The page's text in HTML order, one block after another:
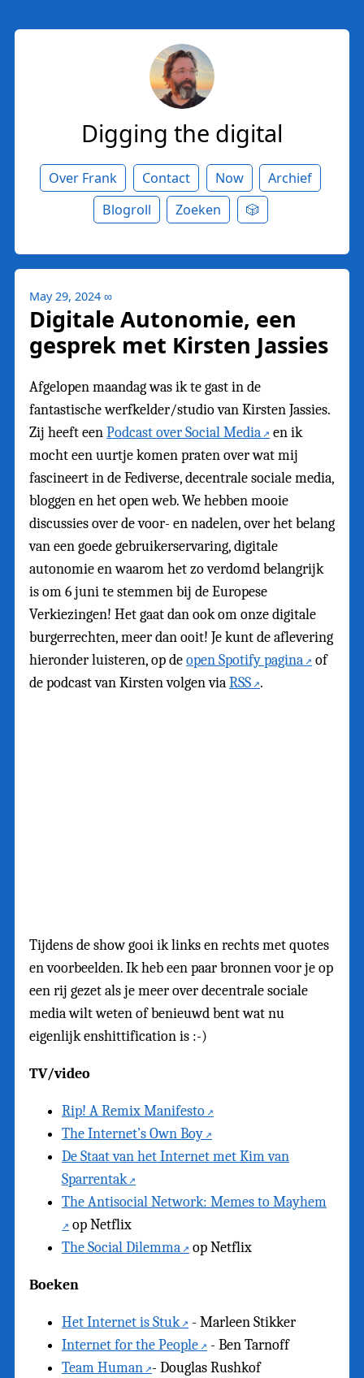
Digging the digital
Over Frank Contact Now
Archief
Blogroll
Zoeken 🎲
May 29, 2024 ∞
Digitale Autonomie, een
gesprek met Kirsten Jassies
Afgelopen maandag was ik te gast in de
fantastische werfkelder/studio van Kirsten Jassies.
Zij heeft eenPodcast over Social Media
en ik
mocht een uurtje komen praten over wat mij
fascineert in de Fediverse, decentrale sociale media,
bloggen en het open web. We hebben mooie
discussies over de voor- en nadelen, over het belang
van een goede gebruikerservaring, digitale
autonomie en waarom het zo verdomd belangrijk
is om 6 juni te stemmen bij de Europese
Verkiezingen! Het gaat dan ook om onze digitale
burgerrechten, meer dan ooit! Je kunt de aflevering
hieronder luisteren, op deopen Spotify pagina
of
de podcast van Kirsten volgen viaRSS .
Tijdens de show gooi ik links en rechts met quotes
en voorbeelden. Ik heb een paar bronnen voor je op
een rij gezet als je meer over decentrale sociale
media wilt weten of benieuwd bent wat nu
eigenlijk enshittification is :-)
TV/video
Rip! A Remix Manifesto
The Internet’s Own Boy
De Staat van het Internet met Kim van
Sparrentak
The Antisocial Network: Memes to Mayhem
op Netflix
The Social Dilemma
op Netflix
Boeken
Het Internet is Stuk
- Marleen Stikker
Internet for the People
- Ben Tarnoff
Team Human - Douglas Rushkof